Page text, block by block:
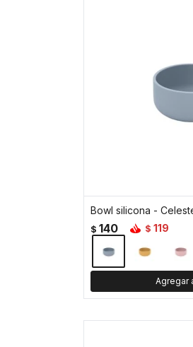
Bowl silicona -
$ 140 $ 119